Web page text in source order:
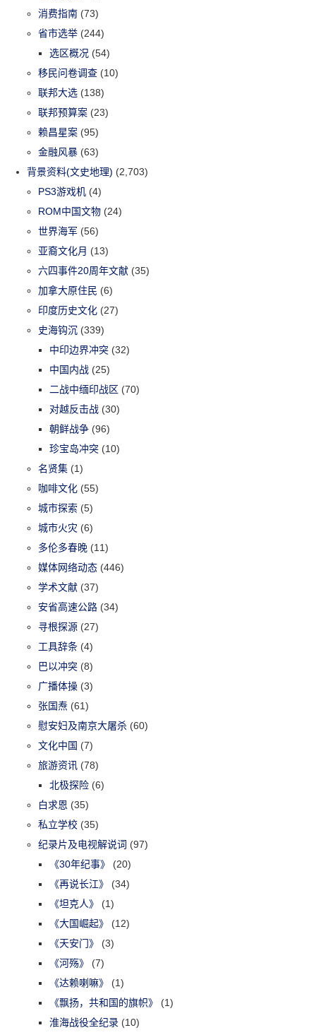
消费指南 (73)
省市选举 (244)
选区概况 (54)
移民问卷调查 (10)
联邦大选 (138)
联邦预算案 (23)
赖昌星案 (95)
金融风暴 (63)
背景资料(文史地理) (2,703)
PS3游戏机 (4)
ROM中国文物 (24)
世界海军 (56)
亚裔文化月 (13)
六四事件20周年文献 (35)
加拿大原住民 (6)
印度历史文化 (27)
史海钩沉 (339)
中印边界冲突 (32)
中国内战 (25)
二战中缅印战区 (70)
对越反击战 (30)
朝鲜战争 (96)
珍宝岛冲突 (10)
名贤集 (1)
咖啡文化 (55)
城市探索 (5)
城市火灾 (6)
多伦多春晚 (11)
媒体网络动态 (446)
学术文献 (37)
安省高速公路 (34)
寻根探源 (27)
工具辞条 (4)
巴以冲突 (8)
广播体操 (3)
张国焘 (61)
慰安妇及南京大屠杀 (60)
文化中国 (7)
旅游资讯 (78)
北极探险 (6)
白求恩 (35)
私立学校 (35)
纪录片及电视解说词 (97)
《30年纪事》
(20)
《再说长江》
(34)
《坦克人》
(1)
《大国崛起》
(12)
《天安门》
(3)
《河殇》
(7)
《达赖喇嘛》
(1)
《飘扬，共和国的旗帜》
(1)
淮海战役全纪录 (10)